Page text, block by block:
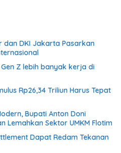
dan DKI Jakarta Pasarkan
Z lebih banyak kerja di
Rp26,34 Triliun Harus Tepat
Bupati Anton Doni
Lemahkan Sektor UMKM Flotim
Dapat Redam Tekanan